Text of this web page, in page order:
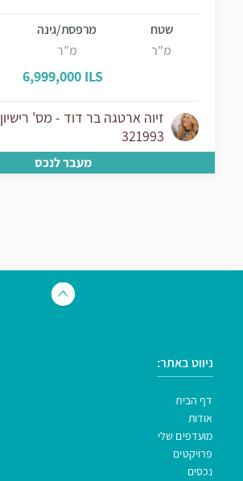
שטח
מ”ר
מרפסת/גינה
מ”ר
6,999,000 ILS
זיוה ארטגה בר דוד - מס' רישיון
321993
מעבר לנכס
ניווט באתר:
דף הבית
אודות
מועדפים שלי
פרויקטים
נכסים